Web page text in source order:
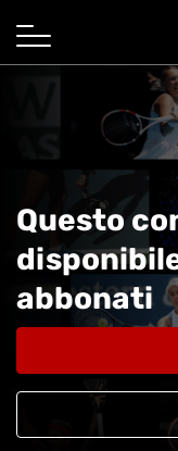
Questo
abbonati